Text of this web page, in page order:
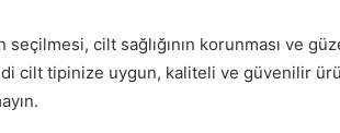
cilt sağlığının korunması ve
cilt tipinize uygun, kaliteli ve güvenilir